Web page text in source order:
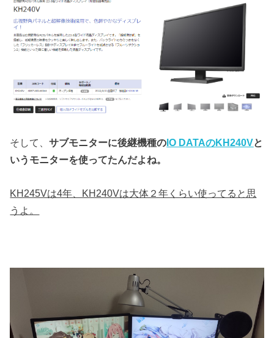
そして、サブモニターに後継機種のIO DATAのKH240Vと
いうモニターを使ってたんだよね。
KH245Vは4年、KH240Vは大体２年くらい使ってると思
うよ。